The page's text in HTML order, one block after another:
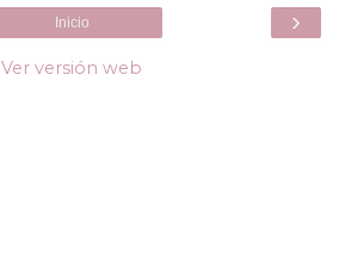
›
Inicio
Ver versión web